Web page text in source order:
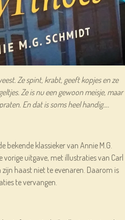
Ze spint, krabt, geeft kopjes en ze
Ze is nu een gewoon meisje, maar
En dat is soms heel handig….
bekende klassieker van Annie M.G.
vorige uitgave, met illustraties van Carl
zijn haast niet te evenaren. Daarom is
te vervangen.